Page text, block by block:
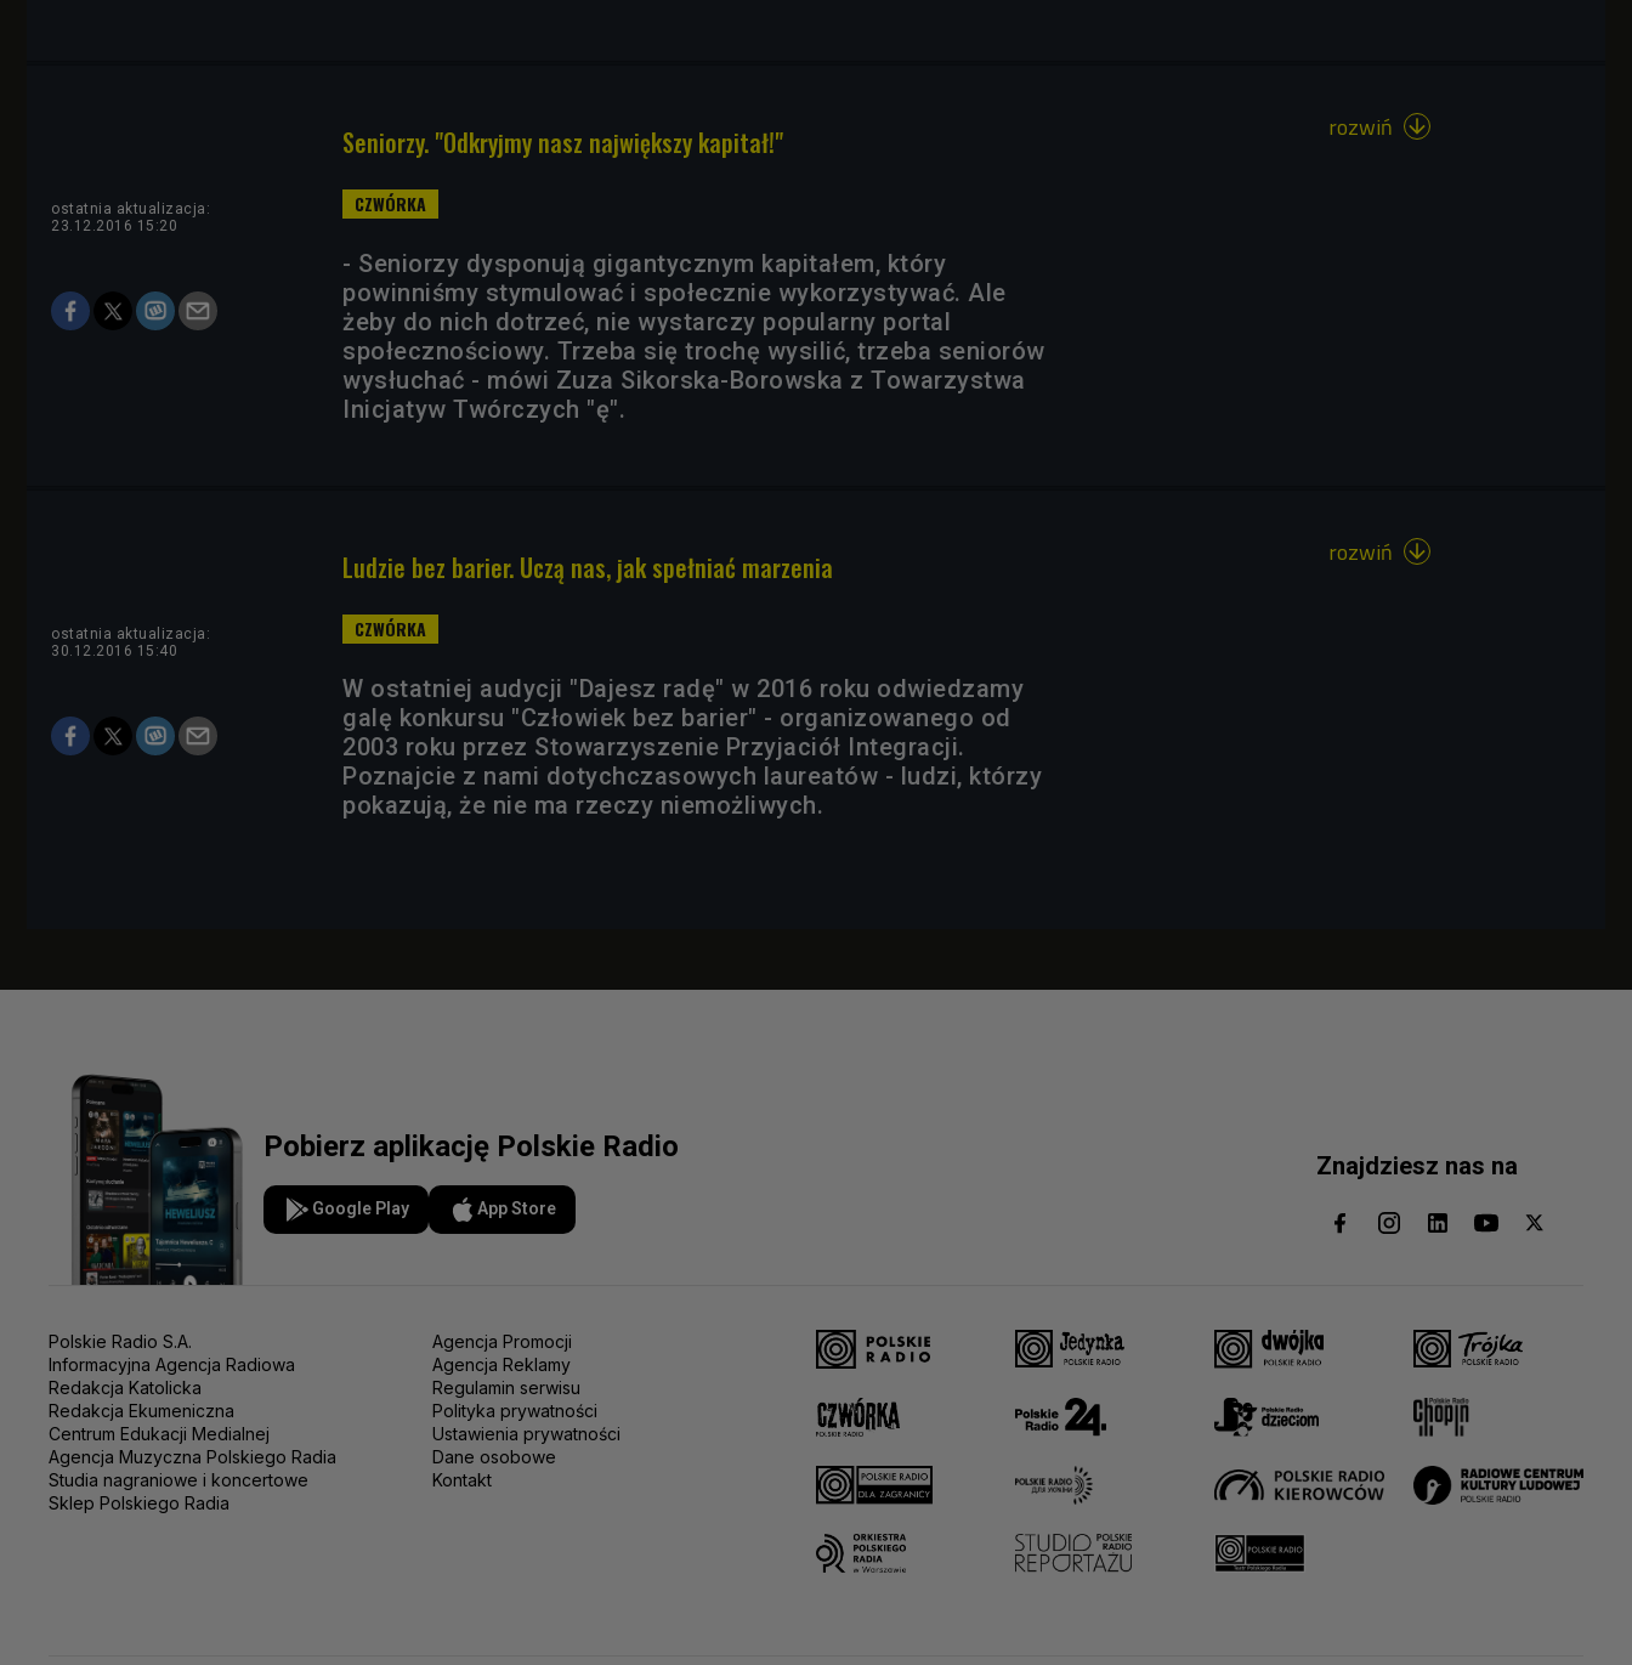
Seniorzy. "Odkryjmy nasz największy kapitał!"
ostatnia aktualizacja:
23.12.2016 15:20
- Seniorzy dysponują gigantycznym kapitałem, który
powinniśmy stymulować i społecznie wykorzystywać. Ale
żeby do nich dotrzeć, nie wystarczy popularny portal
społecznościowy. Trzeba się trochę wysilić, trzeba seniorów
wysłuchać - mówi Zuza Sikorska-Borowska z Towarzystwa
Inicjatyw Twórczych "ę".
rozwiń 
Ludzie bez barier. Uczą nas, jak spełniać marzenia
ostatnia aktualizacja:
30.12.2016 15:40
W ostatniej audycji "Dajesz radę" w 2016 roku odwiedzamy
galę konkursu "Człowiek bez barier" - organizowanego od
2003 roku przez Stowarzyszenie Przyjaciół Integracji.
Poznajcie z nami dotychczasowych laureatów - ludzi, którzy
pokazują, że nie ma rzeczy niemożliwych.
rozwiń 
Pobierz aplikację Polskie Radio
Google Play App Store
Znajdziesz nas na
Polskie Radio S.A.
Informacyjna Agencja Radiowa
Redakcja Katolicka
Redakcja Ekumeniczna
Centrum Edukacji Medialnej
Agencja Muzyczna Polskiego Radia
Studia nagraniowe i koncertowe
Sklep Polskiego Radia
Agencja Promocji
Agencja Reklamy
Regulamin serwisu
Polityka prywatności
Ustawienia prywatności
Dane osobowe
Kontakt